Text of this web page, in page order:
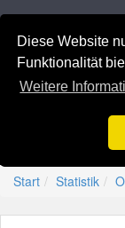
Diese Website
Funktionalität
Weitere
Navigation
Previous-
Start Statistik